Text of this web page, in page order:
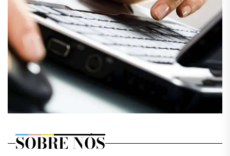
SOBRE NÓS